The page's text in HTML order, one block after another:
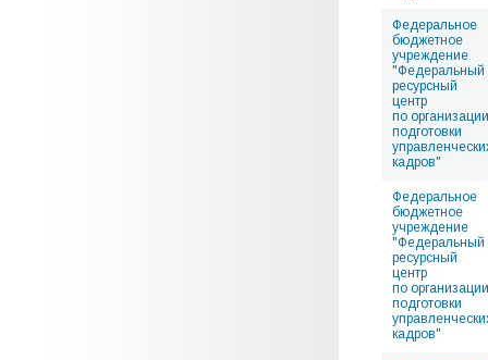
Федеральное
бюджетное
учреждение
"Федеральный
ресурсный
центр
по организации
подготовки
кадров"
Федеральное
бюджетное
учреждение
"Федеральный
ресурсный
центр
по организации
подготовки
кадров"